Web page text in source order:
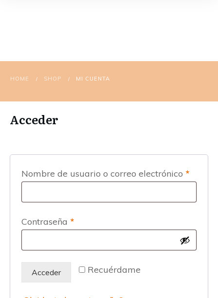
HOME / SHOP / MI CUENTA
Acceder
Nombre de usuario o correo electrónico *
Contraseña *Obligatorio
Recuérdame
Acceder